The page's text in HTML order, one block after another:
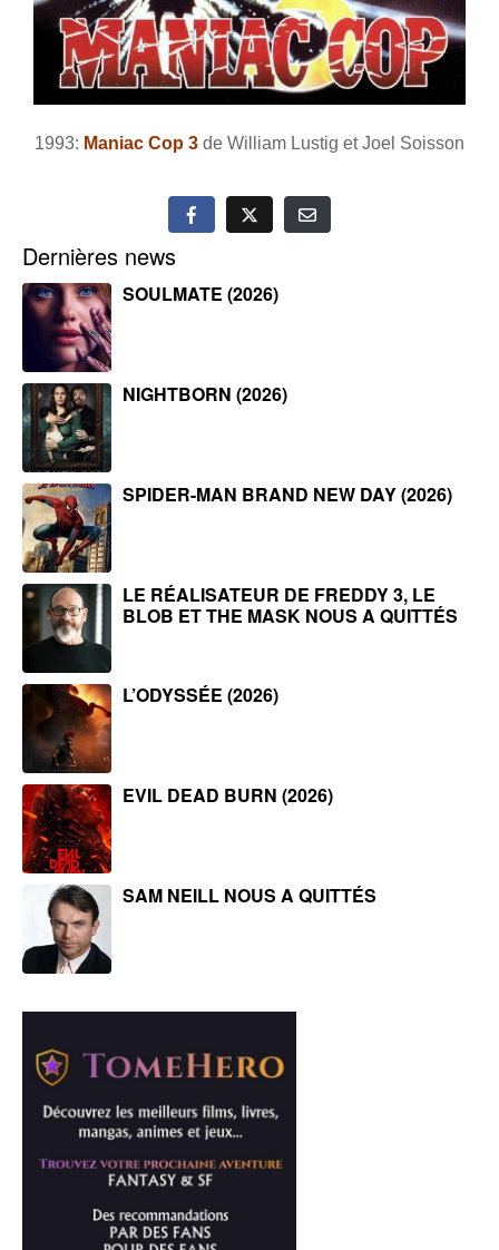
1993: Maniac Cop 3 de William Lustig et Joel Soisson
Dernières news
SOULMATE (2026)
NIGHTBORN (2026)
SPIDER-MAN BRAND NEW DAY (2026)
LE RÉALISATEUR DE FREDDY 3, LE
BLOB ET THE MASK NOUS A QUITTÉS
L’ODYSSÉE (2026)
EVIL DEAD BURN (2026)
SAM NEILL NOUS A QUITTÉS